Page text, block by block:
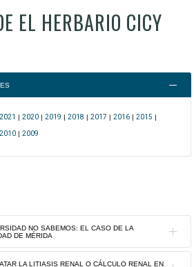
EL HERBARIO CICY
2021 | 2020 | 2019 | 2018 | 2017 | 2016 | 2015 |
2010 | 2009
NO SABEMOS: EL CASO DE LA
DE MÉRIDA
LA LITIASIS RENAL O CÁLCULO RENAL EN